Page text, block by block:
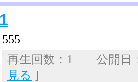
1
555
再生回数：1 公開
見る ]